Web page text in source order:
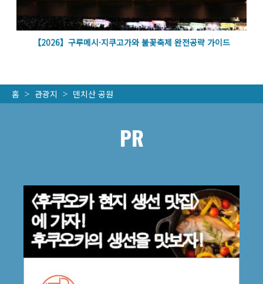
【2026】구루메시·지쿠고가와 불꽃축제 완전공략 가이드
홈 관광지 덴치산 공원
PR